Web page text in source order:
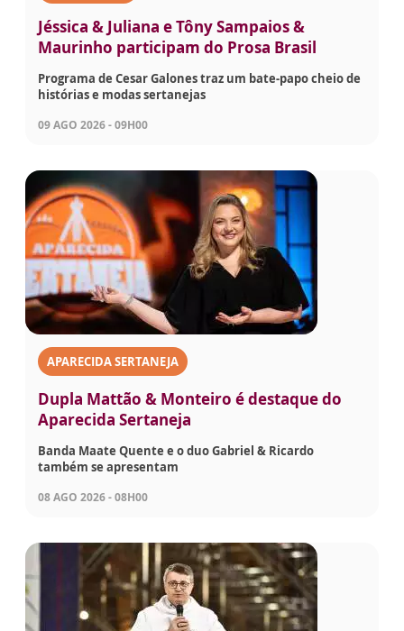
Jéssica & Juliana e Tôny Sampaios &
Maurinho participam do Prosa Brasil
Programa de Cesar Galones traz um bate-papo cheio de
histórias e modas sertanejas
09 AGO 2026 - 09H00
APARECIDA SERTANEJA
Dupla Mattão & Monteiro é destaque do
Aparecida Sertaneja
Banda Maate Quente e o duo Gabriel & Ricardo
também se apresentam
08 AGO 2026 - 08H00